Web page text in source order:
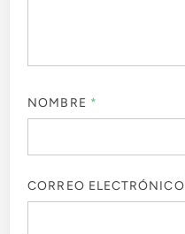
NOMBRE *
CORREO ELECTRÓNICO